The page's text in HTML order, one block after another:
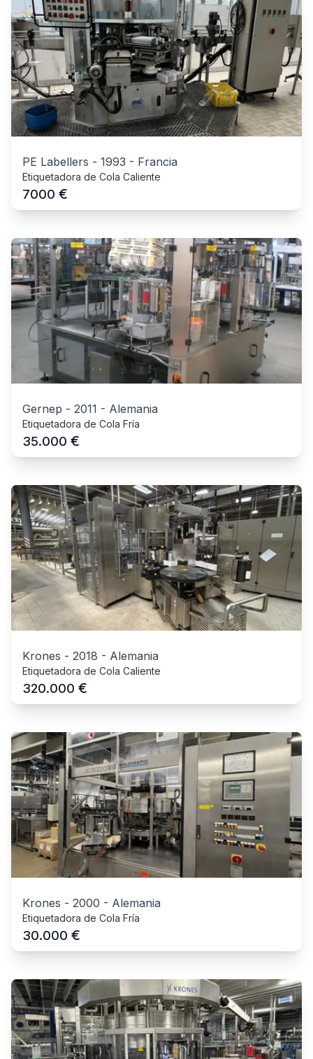
PE Labellers - 1993 - Francia
Etiquetadora de Cola Caliente
7000 €
Gernep - 2011 - Alemania
Etiquetadora de Cola Fría
35.000 €
Krones - 2018 - Alemania
Etiquetadora de Cola Caliente
320.000 €
Krones - 2000 - Alemania
Etiquetadora de Cola Fría
30.000 €